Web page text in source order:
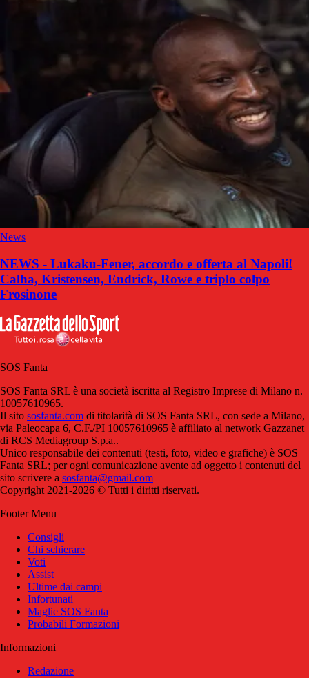
News
NEWS - Lukaku-Fener, accordo e offerta al Napoli!
Calha, Kristensen, Endrick, Rowe e triplo colpo
Frosinone
SOS Fanta
SOS Fanta SRL è una società iscritta al Registro Imprese di Milano n.
10057610965.
Il sito sosfanta.com di titolarità di SOS Fanta SRL, con sede a Milano,
via Paleocapa 6, C.F./PI 10057610965 è affiliato al network Gazzanet
di RCS Mediagroup S.p.a..
Unico responsabile dei contenuti (testi, foto, video e grafiche) è SOS
Fanta SRL; per ogni comunicazione avente ad oggetto i contenuti del
sito scrivere a sosfanta@gmail.com
Copyright 2021-2026 © Tutti i diritti riservati.
Footer Menu
Consigli
Chi schierare
Voti
Assist
Ultime dai campi
Infortunati
Maglie SOS Fanta
Probabili Formazioni
Informazioni
Redazione